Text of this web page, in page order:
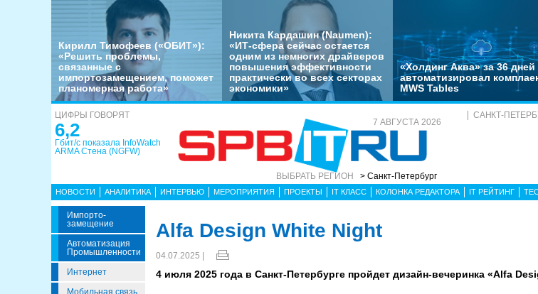
Кирилл Тимофеев («ОБИТ»):
«Решить проблемы,
связанные с
импортозамещением, поможет
планомерная работа»
Никита Кардашин (Naumen):
«ИТ-сфера сейчас остается
одним из немногих драйверов
повышения эффективности
практически во всех секторах
экономики»
«Холдинг Аква» за 36 дней
автоматизировал
MWS Tables
ЦИФРЫ ГОВОРЯТ
6,2
Гбит/с показала InfoWatch
ARMA Стена (NGFW)
7 АВГУСТА 2026
ВЫБРАТЬ РЕГИОН > Санкт-Петербург
САНКТ-
НОВОСТИ АНАЛИТИКА ИНТЕРВЬЮ МЕРОПРИЯТИЯ ПРОЕКТЫ IT КЛАСС КОЛОНКА РЕДАКТОРА IT РЕЙТИНГ
Импорто­
Замещение
Автоматизация
Промышленности
Интернет
Мобильная связь
Alfa Design White Night
04.07.2025 |
4 июля 2025 года в Санкт-Петербурге пройдет дизайн-вечеринка «Alfa